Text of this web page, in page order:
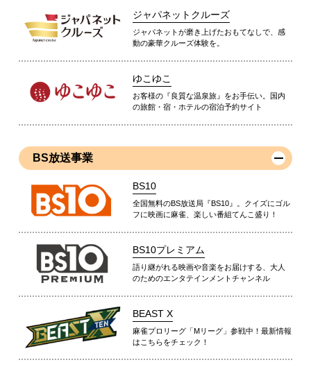
ジャパネットクルーズ
ジャパネットが磨き上げたおもてなしで、感
動の豪華クルーズ体験を。
ゆこゆこ
お客様の『良質な温泉旅』をお手伝い。国内
の旅館・宿・ホテルの宿泊予約サイト
BS放送事業
BS10
全国無料のBS放送局『BS10』。クイズにゴル
フに映画に麻雀、楽しい番組てんこ盛り！
BS10プレミアム
語り継がれる映画や音楽をお届けする、大人
のためのエンタテインメントチャンネル
BEAST X
麻雀プロリーグ「Mリーグ」参戦中！最新情報
はこちらをチェック！